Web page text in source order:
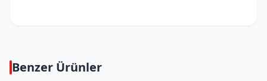
Benzer Ürünler